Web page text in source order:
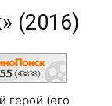
(2016)
герой (его